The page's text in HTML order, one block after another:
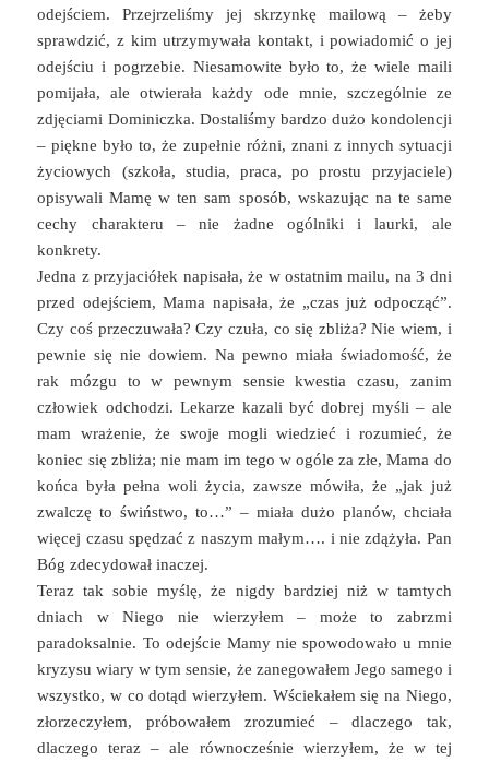
odejściem. Przejrzeliśmy jej skrzynkę mailową – żeby
sprawdzić, z kim utrzymywała kontakt, i powiadomić o jej
odejściu i pogrzebie. Niesamowite było to, że wiele maili
pomijała, ale otwierała każdy ode mnie, szczególnie ze
zdjęciami Dominiczka. Dostaliśmy bardzo dużo kondolencji
– piękne było to, że zupełnie różni, znani z innych sytuacji
życiowych (szkoła, studia, praca, po prostu przyjaciele)
opisywali Mamę w ten sam sposób, wskazując na te same
cechy charakteru – nie żadne ogólniki i laurki, ale
konkrety.
Jedna z przyjaciółek napisała, że w ostatnim mailu, na 3 dni
przed odejściem, Mama napisała, że „czas już odpocząć”.
Czy coś przeczuwała? Czy czuła, co się zbliża? Nie wiem, i
pewnie się nie dowiem. Na pewno miała świadomość, że
rak mózgu to w pewnym sensie kwestia czasu, zanim
człowiek odchodzi. Lekarze kazali być dobrej myśli – ale
mam wrażenie, że swoje mogli wiedzieć i rozumieć, że
koniec się zbliża; nie mam im tego w ogóle za złe, Mama do
końca była pełna woli życia, zawsze mówiła, że „jak już
zwalczę to świństwo, to…” – miała dużo planów, chciała
więcej czasu spędzać z naszym małym…. i nie zdążyła. Pan
Bóg zdecydował inaczej.
Teraz tak sobie myślę, że nigdy bardziej niż w tamtych
dniach w Niego nie wierzyłem – może to zabrzmi
paradoksalnie. To odejście Mamy nie spowodowało u mnie
kryzysu wiary w tym sensie, że zanegowałem Jego samego i
wszystko, w co dotąd wierzyłem. Wściekałem się na Niego,
złorzeczyłem, próbowałem zrozumieć – dlaczego tak,
dlaczego teraz – ale równocześnie wierzyłem, że w tej